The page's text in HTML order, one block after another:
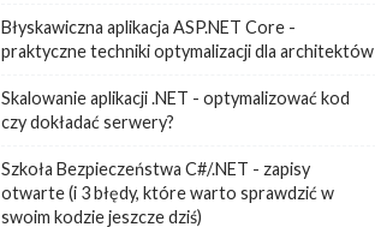
Błyskawiczna aplikacja ASP.NET Core -
praktyczne techniki optymalizacji dla architektów
Skalowanie aplikacji .NET - optymalizować kod
czy dokładać serwery?
Szkoła Bezpieczeństwa C#/.NET - zapisy
otwarte (i 3 błędy, które warto sprawdzić w
swoim kodzie jeszcze dziś)